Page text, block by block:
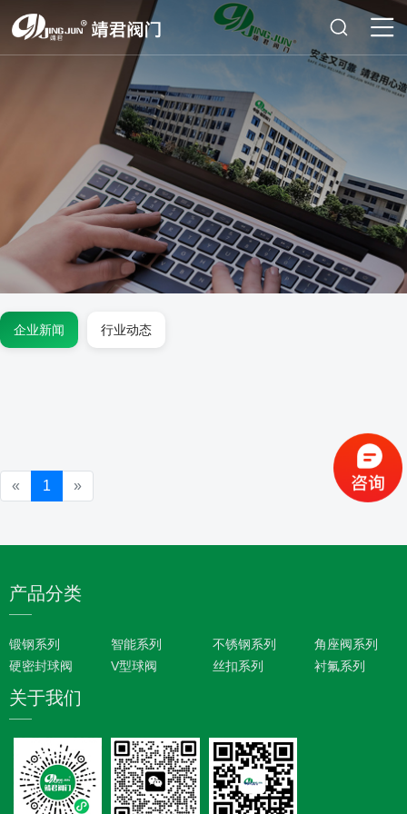
企业新闻 行业动态
« 1 »
产品分类
锻钢系列 智能系列 不锈钢系列
角座阀系列
硬密封球阀
V型球阀 丝扣系列 衬氟系列
关于我们